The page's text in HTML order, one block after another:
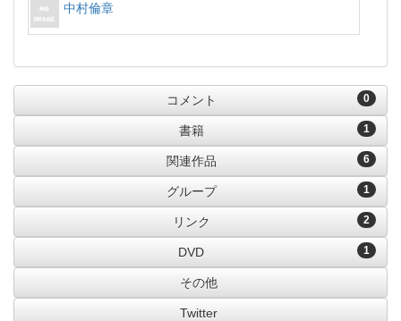
中村倫章
0
コメント
1
書籍
6
関連作品
1
グループ
2
リンク
1
DVD
その他
Twitter